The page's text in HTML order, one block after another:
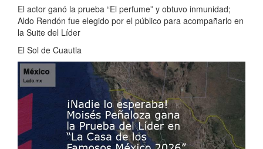
El actor ganó la prueba “El perfume” y obtuvo inmunidad;
Aldo Rendón fue elegido por el público para acompañarlo en
la Suite del Líder
El Sol de Cuautla